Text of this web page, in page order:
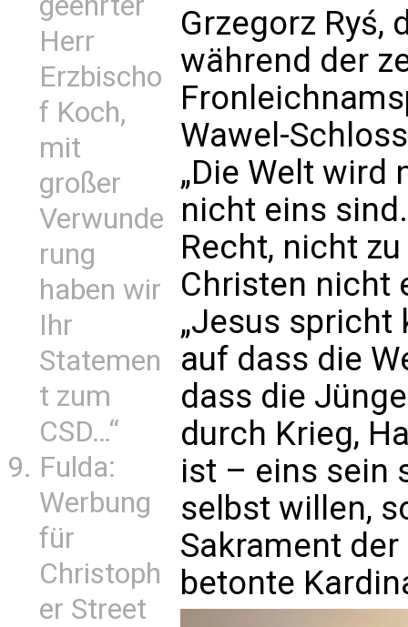
Herr
Erzbischo
f Koch,
mit
großer
Verwunde
rung
haben wir
Ihr
Statemen
t zum
CSD…“
Fulda:
Werbung
für
Christoph
er Street
Grzegorz Ryś,
während der
Wawel-
„Die Welt wird
nicht eins
Recht, nicht
Christen nicht
„Jesus spricht
auf dass die
dass die
durch Krieg,
ist – eins sein
selbst willen,
Sakrament der
betonte